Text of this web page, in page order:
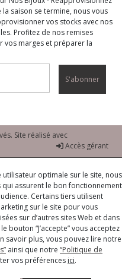
saison se termine, nous vous
vos stocks avec nos
Profitez de nos remises
vos marges et préparer la
S'abonner
Site réalisé avec
Accès gérant
optimale sur le site, nous
assurent le bon fonctionnement
Certains tiers utilisent
sur le site pour vous
sur d’autres sites Web et dans
bouton “J’accepte” vous acceptez
savoir plus, vous pouvez lire notre
ainsi que notre “Politique de
vos préférences ici.